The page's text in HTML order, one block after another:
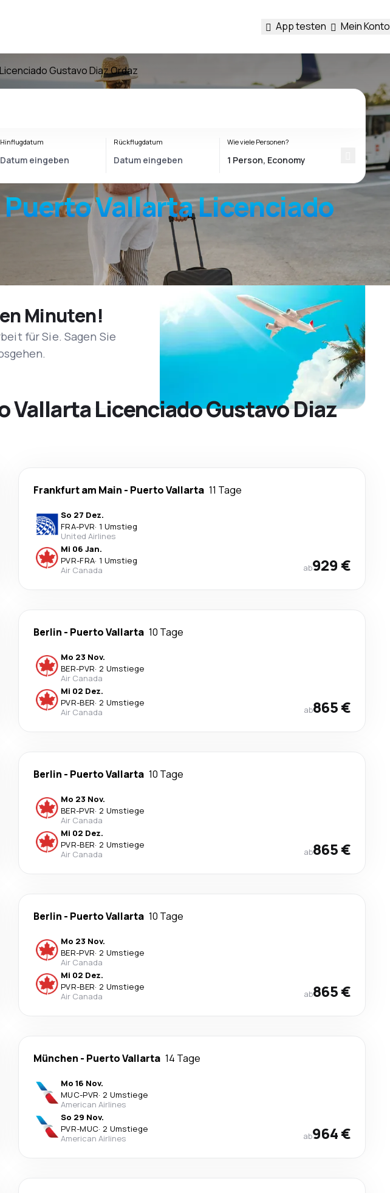
App testen Mein Konto
Gustavo Diaz Ordaz
Puerto Vallarta Licenciado
Hinflugdatum Rückflugdatum Wie viele Personen?
Minuten!
für Sie. Sagen Sie
Licenciado Gustavo Diaz
Frankfurt am Main - Puerto Vallarta 11 Tage
So 27 Dez.
FRA-PVR· 1 Umstieg
United Airlines
Mi 06 Jan.
PVR-FRA· 1 Umstieg
Air Canada
ab929 €
Berlin - Puerto Vallarta 10 Tage
Mo 23 Nov.
BER-PVR· 2 Umstiege
Air Canada
Mi 02 Dez.
PVR-BER· 2 Umstiege
Air Canada
ab865 €
Berlin - Puerto Vallarta 10 Tage
Mo 23 Nov.
BER-PVR· 2 Umstiege
Air Canada
Mi 02 Dez.
PVR-BER· 2 Umstiege
Air Canada
ab865 €
Berlin - Puerto Vallarta 10 Tage
Mo 23 Nov.
BER-PVR· 2 Umstiege
Air Canada
Mi 02 Dez.
PVR-BER· 2 Umstiege
Air Canada
ab865 €
München - Puerto Vallarta 14 Tage
Mo 16 Nov.
MUC-PVR· 2 Umstiege
American Airlines
So 29 Nov.
PVR-MUC· 2 Umstiege
American Airlines
ab964 €